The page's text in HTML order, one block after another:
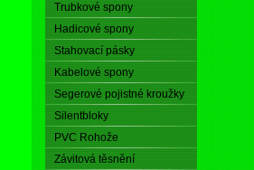
Trubkové spony
Hadicové spony
Stahovací pásky
Kabelové spony
Segerové pojistné kroužky
Silentbloky
PVC Rohože
Závitová těsnění